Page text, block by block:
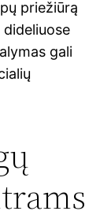
priežiūrą
gali